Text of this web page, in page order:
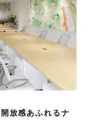
放感あふれるナ